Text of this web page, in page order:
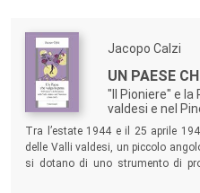
Jacopo Calzi
UN PAESE
"Il Pioniere" e la
valdesi e nel
Tra l’estate 1944 e il 25 aprile
delle Valli valdesi, un piccolo
si dotano di uno strumento di
Pioniere – Giornale di azione